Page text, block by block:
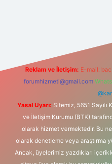
Reklam ve İletişim: E-mail:
forumhizmeti@gmail.com
Yasal Uyarı: Sitemiz, 5651
ve İletişim Kurumu (BTK)
olarak hizmet vermektedir. Bu
olarak denetleme veya araştırma
Ancak, üyelerimiz yazdıkları